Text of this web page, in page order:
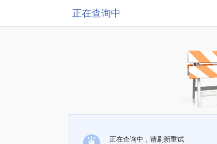
正在查询中
正在查询中，请刷新重试